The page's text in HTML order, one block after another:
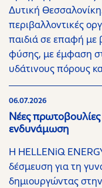
Δυτική
περιβαλλοντικές
παιδιά σε επαφή με
φύσης, με έμφαση
υδάτινους πόρους
06.07.2026
Νέες πρωτοβουλίες
ενδυνάμωση
H HELLENiQ
δέσμευση για τη
δημιουργώντας